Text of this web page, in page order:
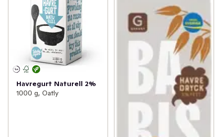
Havregurt Naturell 2%
1000 g, Oatly